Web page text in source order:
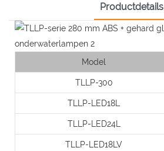
Productdetails
Model
TLLP-300
TLLP-LED18L
TLLP-LED24L
TLLP-LED18LV